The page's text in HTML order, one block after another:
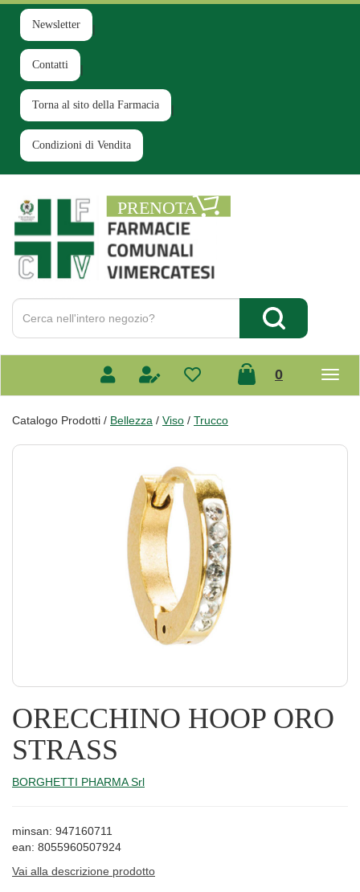
Passa
contenuto
principale
Newsletter
Contatti
Torna al sito della Farmacia
Condizioni di Vendita
Farmacia
Comunale
Cerca
Prodotto
Cerca Prodotto
0prodotti
Catalogo Prodotti / Bellezza / Viso / Trucco
ORECCHINO HOOP ORO
STRASS
BORGHETTI PHARMA Srl
minsan: 947160711
ean: 8055960507924
Vai alla descrizione prodotto